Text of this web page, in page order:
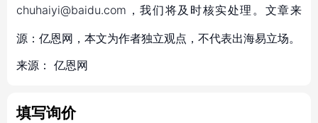
chuhaiyi@baidu.com，我们将及时核实处理。文章来
源：亿恩网，本文为作者独立观点，不代表出海易立场。
来源： 亿恩网
填写询价